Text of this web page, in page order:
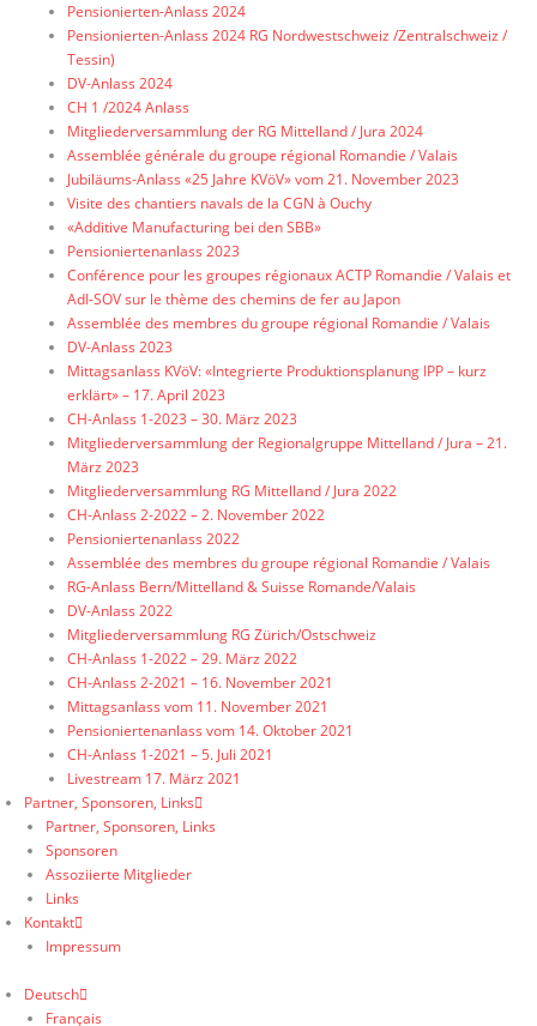
Pensionierten-Anlass 2024
Pensionierten-Anlass 2024 RG Nordwestschweiz /Zentralschweiz /
Tessin)
DV-Anlass 2024
CH 1 /2024 Anlass
Mitgliederversammlung der RG Mittelland / Jura 2024
Assemblée générale du groupe régional Romandie / Valais
Jubiläums-Anlass «25 Jahre KVöV» vom 21. November 2023
Visite des chantiers navals de la CGN à Ouchy
«Additive Manufacturing bei den SBB»
Pensioniertenanlass 2023
Conférence pour les groupes régionaux ACTP Romandie / Valais et
AdI-SOV sur le thème des chemins de fer au Japon
Assemblée des membres du groupe régional Romandie / Valais
DV-Anlass 2023
Mittagsanlass KVöV: «Integrierte Produktionsplanung IPP – kurz
erklärt» – 17. April 2023
CH-Anlass 1-2023 – 30. März 2023
Mitgliederversammlung der Regionalgruppe Mittelland / Jura – 21.
März 2023
Mitgliederversammlung RG Mittelland / Jura 2022
CH-Anlass 2-2022 – 2. November 2022
Pensioniertenanlass 2022
Assemblée des membres du groupe régional Romandie / Valais
RG-Anlass Bern/Mittelland & Suisse Romande/Valais
DV-Anlass 2022
Mitgliederversammlung RG Zürich/Ostschweiz
CH-Anlass 1-2022 – 29. März 2022
CH-Anlass 2-2021 – 16. November 2021
Mittagsanlass vom 11. November 2021
Pensioniertenanlass vom 14. Oktober 2021
CH-Anlass 1-2021 – 5. Juli 2021
Livestream 17. März 2021
Partner, Sponsoren, Links
Partner, Sponsoren, Links
Sponsoren
Assoziierte Mitglieder
Links
Kontakt
Impressum
Deutsch
Français